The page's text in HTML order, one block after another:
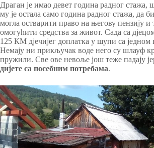
Драган је имао девет година радног стажа,
му је остала само година радног стажа, да
могла остварити право на његову пензију и
омогућити средства за живот. Сада са
125 КМ дјечијег доплатка у шупи са једном
Немају ни прикључак воде него су шлауф
пружили. Све ове невоље још теже падају
дијете са посебним потребама.